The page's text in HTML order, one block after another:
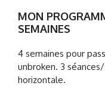
MON
SEMAINES
4 semaines pour
unbroken. 3
horizontale.